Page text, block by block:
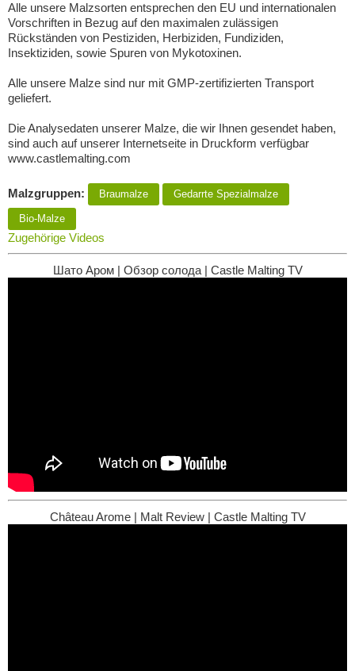
Alle unsere Malzsorten entsprechen den EU und internationalen
Vorschriften in Bezug auf den maximalen zulässigen
Rückständen von Pestiziden, Herbiziden, Fundiziden,
Insektiziden, sowie Spuren von Mykotoxinen.
Alle unsere Malze sind nur mit GMP-zertifizierten Transport
geliefert.
Die Analysedaten unserer Malze, die wir Ihnen gesendet haben,
sind auch auf unserer Internetseite in Druckform verfügbar
www.castlemalting.com
Malzgruppen: Braumalze Gedarrte Spezialmalze
Bio-Malze
Zugehörige Videos
Шато Аром | Обзор солода | Castle Malting TV
Château Arome | Malt Review | Castle Malting TV